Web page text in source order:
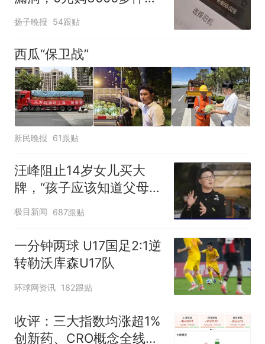
电！
扬子晚报 54跟贴
西瓜“保卫战”
新民晚报 61跟贴
汪峰阻止14岁女儿买大
牌，“孩子应该知道父母的
不易”，称自己买衣服80%
极目新闻 687跟贴
一分钟两球 U17国足2:1逆
转勒沃库森U17队
环球网资讯 182跟贴
收评：三大指数均涨超1%
创新药、CRO概念全线走